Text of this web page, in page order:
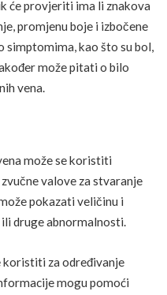
će provjeriti ima li znakova
promjenu boje i izbočene
simptomima, kao što su bol,
može pitati o bilo
vena.
može se koristiti
valove za stvaranje
pokazati veličinu i
druge abnormalnosti.
koristiti za određivanje
mogu pomoći